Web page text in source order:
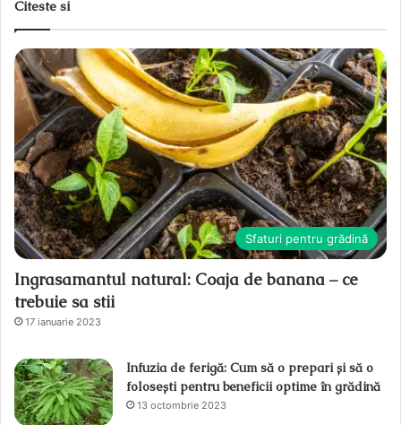
Citeste si
Sfaturi pentru grădină
Ingrasamantul natural: Coaja de banana – ce
trebuie sa stii
17 ianuarie 2023
Infuzia de ferigă: Cum să o prepari și să o
folosești pentru beneficii optime în grădină
13 octombrie 2023